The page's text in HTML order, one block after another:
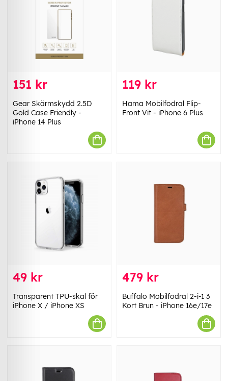
151 kr
Gear Skärmskydd 2.5D
Gold Case Friendly -
iPhone 14 Plus
119 kr
Hama Mobilfodral Flip-
Front Vit - iPhone 6 Plus
49 kr
Transparent TPU-skal för
iPhone X / iPhone XS
479 kr
Buffalo Mobilfodral 2-i-1 3
Kort Brun - iPhone 16e/17e